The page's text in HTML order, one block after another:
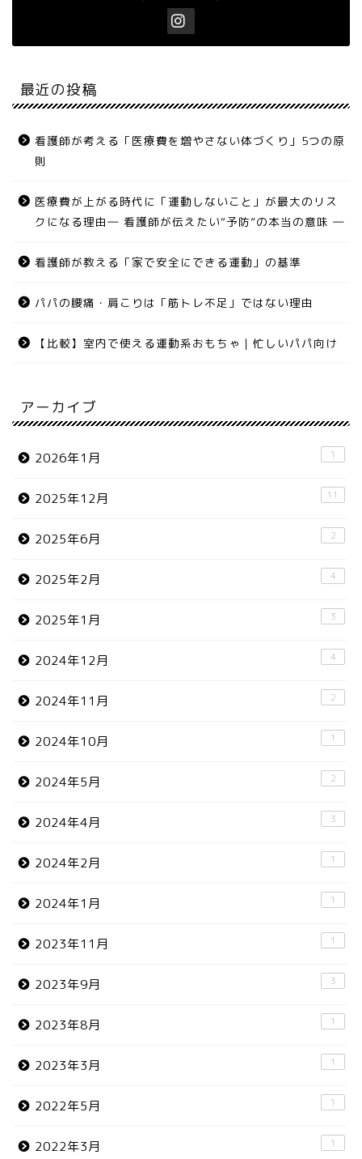
最近の投稿
看護師が考える「医療費を増やさない体づくり」5つの原
則
医療費が上がる時代に「運動しないこと」が最大のリス
クになる理由― 看護師が伝えたい“予防”の本当の意味 ―
看護師が教える「家で安全にできる運動」の基準
パパの腰痛・肩こりは「筋トレ不足」ではない理由
【比較】室内で使える運動系おもちゃ｜忙しいパパ向け
アーカイブ
2026年1月 1
2025年12月 11
2025年6月 2
2025年2月 4
2025年1月 3
2024年12月 4
2024年11月 2
2024年10月 1
2024年5月 2
2024年4月 3
2024年2月 1
2024年1月 1
2023年11月 1
2023年9月 3
2023年8月 1
2023年3月 1
2022年5月 1
2022年3月 1